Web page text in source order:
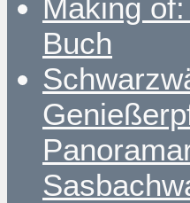
Making
Buch